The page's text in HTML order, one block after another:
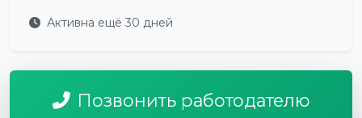
Активна ещё 30 дней
Позвонить работодателю